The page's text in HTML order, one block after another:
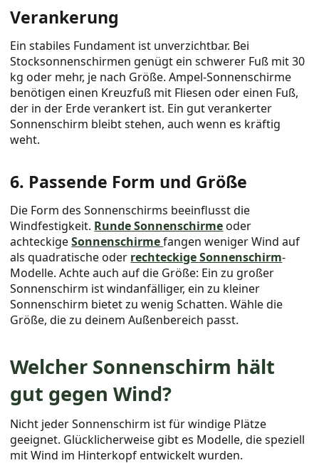
Verankerung
Ein stabiles Fundament ist unverzichtbar. Bei
Stocksonnenschirmen genügt ein schwerer Fuß mit 30
kg oder mehr, je nach Größe. Ampel-Sonnenschirme
benötigen einen Kreuzfuß mit Fliesen oder einen Fuß,
der in der Erde verankert ist. Ein gut verankerter
Sonnenschirm bleibt stehen, auch wenn es kräftig
weht.
6. Passende Form und Größe
Die Form des Sonnenschirms beeinflusst die
Windfestigkeit. Runde Sonnenschirmeoder
achteckigeSonnenschirmefangen weniger Wind auf
als quadratische oder rechteckige Sonnenschirm-
Modelle. Achte auch auf die Größe: Ein zu großer
Sonnenschirm ist windanfälliger, ein zu kleiner
Sonnenschirm bietet zu wenig Schatten. Wähle die
Größe, die zu deinem Außenbereich passt.
Welcher Sonnenschirm hält
gut gegen Wind?
Nicht jeder Sonnenschirm ist für windige Plätze
geeignet. Glücklicherweise gibt es Modelle, die speziell
mit Wind im Hinterkopf entwickelt wurden.